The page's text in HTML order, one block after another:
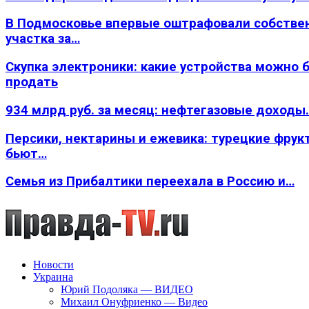
В Подмосковье впервые оштрафовали
участка за…
Скупка электроники: какие устройства можно
продать
934 млрд руб. за месяц: нефтегазовые
Персики, нектарины и ежевика: турецкие
бьют…
Семья из Прибалтики переехала в Россию и…
Новости
Украина
Юрий Подоляка — ВИДЕО
Михаил Онуфриенко — Видео